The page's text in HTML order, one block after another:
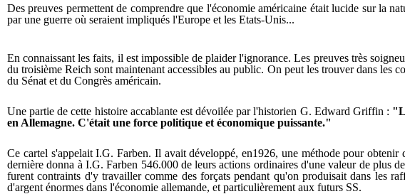
Des preuves permettent de comprendre que l'économie américaine était lucide sur la
par une guerre où seraient impliqués l'Europe et les Etats-Unis...
En connaissant les faits, il est impossible de plaider l'ignorance. Les preuves très
du troisième Reich sont maintenant accessibles au public. On peut les trouver dans les
du Sénat et du Congrès américain.
Une partie de cette histoire accablante est dévoilée par l'historien G. Edward Griffin :
en Allemagne. C'était une force politique et économique puissante."
Ce cartel s'appelait I.G. Farben. Il avait développé, en1926, une méthode pour
dernière donna à I.G. Farben 546.000 de leurs actions ordinaires d'une valeur de plus
furent contraints d'y travailler comme des forçats pendant qu'on produisait dans les
d'argent énormes dans l'économie allemande, et particulièrement aux futurs SS.